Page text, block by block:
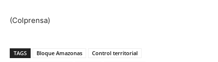
(Colprensa)
TAGS Bloque Amazonas
Control territorial